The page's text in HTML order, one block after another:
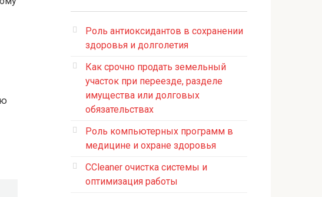
Роль антиоксидантов в сохранении
здоровья и долголетия
Как срочно продать земельный
участок при переезде, разделе
имущества или долговых
обязательствах
Роль компьютерных программ в
медицине и охране здоровья
CCleaner очистка системы и
оптимизация работы